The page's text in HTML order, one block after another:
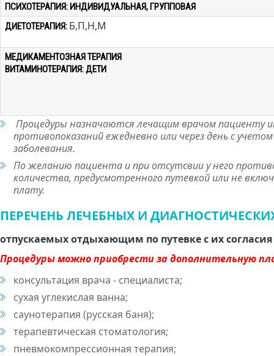
ПСИХОТЕРАПИЯ: ИНДИВИДУАЛЬНАЯ, ГРУППОВАЯ
ДИЕТОТЕРАПИЯ: Б,П,Н,М
МЕДИКАМЕНТОЗНАЯ ТЕРАПИЯ
ВИТАМИНОТЕРАПИЯ:ДЕТИ
Процедуры назначаются лечащим врачом пациенту
противопоказаний ежедневно или через день с
заболевания.
По желанию пациента и при отсутсвии у него
количества, предусмотренного путевкой или не
плату.
ПЕРЕЧЕНЬ ЛЕЧЕБНЫХ И
отпускаемых отдыхающим по путевке с их
Процедуры можно приобрести за дополнительную
консультация врача - специалиста;
сухая углекислая ванна;
саунотерапия (русская баня);
терапевтическая стоматология;
пневмокомпрессионная терапия;